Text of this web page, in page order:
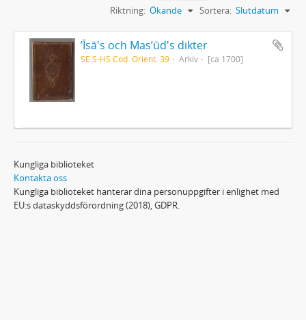
Sortera: Slutdatum
Riktning: Ökande
ʼĪsā's och Masʼūd's dikter
SE S-HS Cod. Orient. 39 Arkiv [ca 1700]
Kungliga biblioteket
Kontakta oss
Kungliga biblioteket hanterar dina personuppgifter i enlighet med
EU:s dataskyddsförordning (2018), GDPR.